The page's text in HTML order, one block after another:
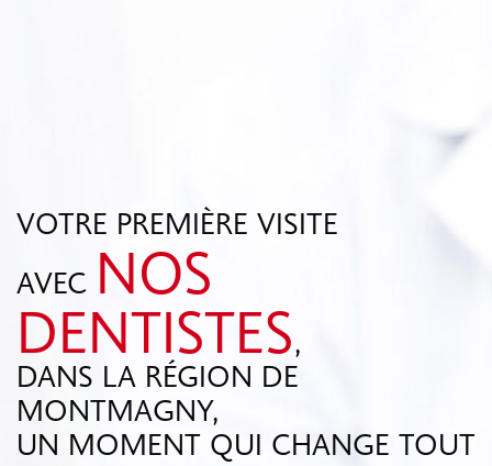
VOTRE PREMIÈRE VISITE
AVEC NOS
DENTISTES,
DANS LA RÉGION DE
MONTMAGNY,
UN MOMENT QUI CHANGE TOUT